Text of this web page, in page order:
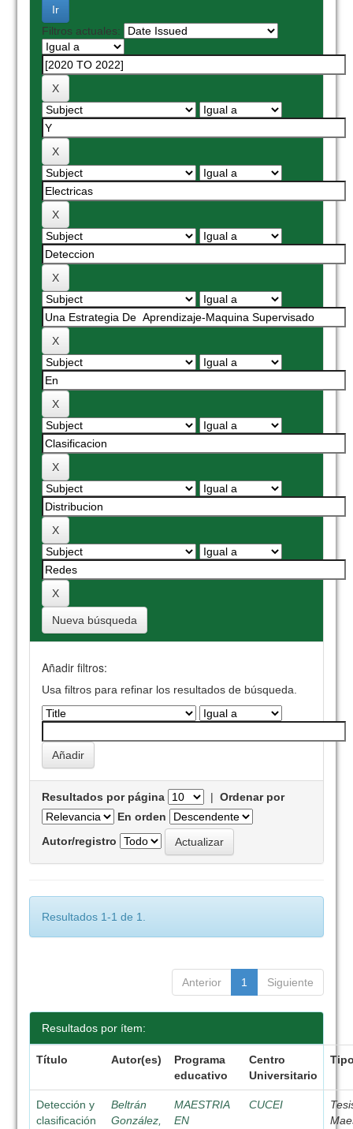
Filtros actuales:
Nueva búsqueda
Añadir filtros:
Usa filtros para refinar los resultados de búsqueda.
Resultados por página |Ordenar por
En orden
Autor/registro
Resultados 1-1 de 1.
Anterior 1 Siguiente
Resultados por ítem:
Título Autor(es)
Programa
educativo
Centro
Universitario
Detección y
clasificación
Beltrán
González,
MAESTRIA
EN
CUCEI